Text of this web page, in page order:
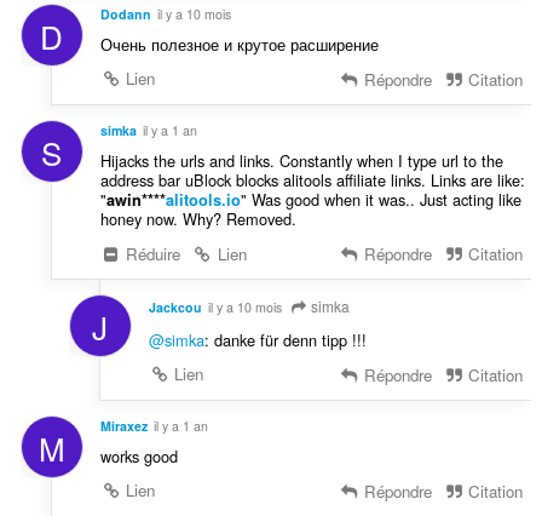
D Dodann il y a 10 mois
Очень полезное и крутое расширение
Lien
Répondre Citation
S simka il y a 1 an
Hijacks the urls and links. Constantly when I type url to the
address bar uBlock blocks alitools affiliate links. Links are like:
"awin****alitools.io" Was good when it was.. Just acting like
honey now. Why? Removed.
Réduire
Lien Répondre Citation
J Jackcou il y a 10 mois simka
@simka: danke für denn tipp !!!
Lien
Répondre Citation
M Miraxez il y a 1 an
works good
Lien
Répondre Citation